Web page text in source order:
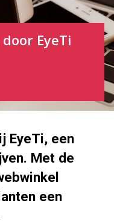
EyeTi
EyeTi, een
Met de
een